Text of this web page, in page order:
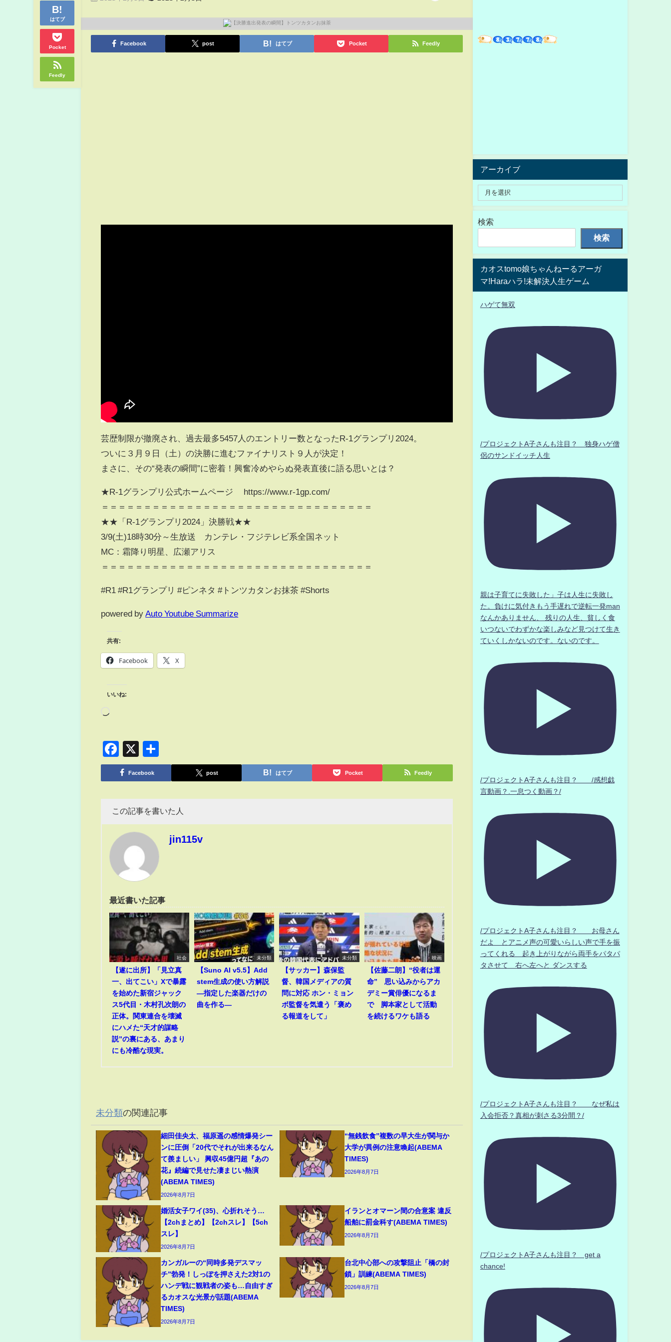
はてブ
Pocket
Feedly
Facebook post はてブ Pocket Feedly
芸歴制限が撤廃され、過去最多5457人のエントリー数となったR-1グランプリ2024。
ついに３月９日（土）の決勝に進むファイナリスト９人が決定！
まさに、その“発表の瞬間”に密着！興奮冷めやらぬ発表直後に語る思いとは？
★R-1グランプリ公式ホームページ https://www.r-1gp.com/
＝＝＝＝＝＝＝＝＝＝＝＝＝＝＝＝＝＝＝＝＝＝＝＝＝＝＝＝＝＝＝＝
★★「R-1グランプリ2024」決勝戦★★
3/9(土)18時30分～生放送 カンテレ・フジテレビ系全国ネット
MC：霜降り明星、広瀬アリス
＝＝＝＝＝＝＝＝＝＝＝＝＝＝＝＝＝＝＝＝＝＝＝＝＝＝＝＝＝＝＝＝
#R1 #R1グランプリ #ピンネタ #トンツカタンお抹茶 #Shorts
powered by Auto Youtube Summarize
共有:
Facebook X
いいね:
Facebook
X
有
Facebook post はてブ Pocket Feedly
この記事を書いた人
jin115v
最近書いた記事
社会
【遂に出所】「見立真
一、出てこい」Xで暴露
を始めた新宿ジャック
ス5代目・木村孔次朗の
正体。関東連合を壊滅
にハメた“天才的謀略
説”の裏にある、あまり
にも冷酷な現実。
未分類
【Suno AI v5.5】Add
stem生成の使い方解説
―指定した楽器だけの
曲を作る―
未分類
【サッカー】森保監
督、韓国メディアの質
問に対応 ホン・ミョン
ボ監督を気遣う「褒め
る報道をして」
映画
【佐藤二朗】“役者は運
命” 思い込みからアカ
デミー賞俳優になるま
で 脚本家として活動
を続けるワケも語る
未分類の関連記事
細田佳央太、福原遥の感情爆発シー
ンに圧倒「20代でそれが出来るなん
て羨ましい」 興収45億円超『あの
花』続編で見せた凄まじい熱演
(ABEMA TIMES)
2026年8月7日
“無銭飲食”複数の早大生が関与か
大学が異例の注意喚起(ABEMA
TIMES)
2026年8月7日
婚活女子ワイ(35)、心折れそう…
【2chまとめ】【2chスレ】【5ch
スレ】
2026年8月7日
イランとオマーン間の合意案 違反
船舶に罰金科す(ABEMA TIMES)
2026年8月7日
カンガルーの“同時多発デスマッ
チ”勃発！しっぽを押さえた2対1の
ハンデ戦に観戦者の姿も…自由すぎ
るカオスな光景が話題(ABEMA
TIMES)
2026年8月7日
台北中心部への攻撃阻止「橋の封
鎖」訓練(ABEMA TIMES)
2026年8月7日
アーカイブ
検索
検索
カオスtomo娘ちゃんねーるアーガ
マ!Haraハラ!未解決人生ゲーム
ハゲて無双
/プロジェクトA子さんも注目？ 独身ハゲ僧
侶のサンドイッチ人生
親は子育てに失敗した」子は人生に失敗し
た。負けに気付きもう手遅れで逆転一発man
なんかありません、 残りの人生、貧しく食
いつないでわずかな楽しみなど見つけて生き
ていくしかないのです。ないのです。
/プロジェクトA子さんも注目？ /感想戯
言動画？.一息つく動画？/
/プロジェクトA子さんも注目？ お母さん
だよ とアニメ声の可愛いらしい声で手を振
ってくれる 起き上がりながら両手をパタパ
タさせて 右へ左へと ダンスする
/プロジェクトA子さんも注目？ なぜ私は
入会拒否？真相が刺さる3分間？/
/プロジェクトA子さんも注目？ get a
chance!